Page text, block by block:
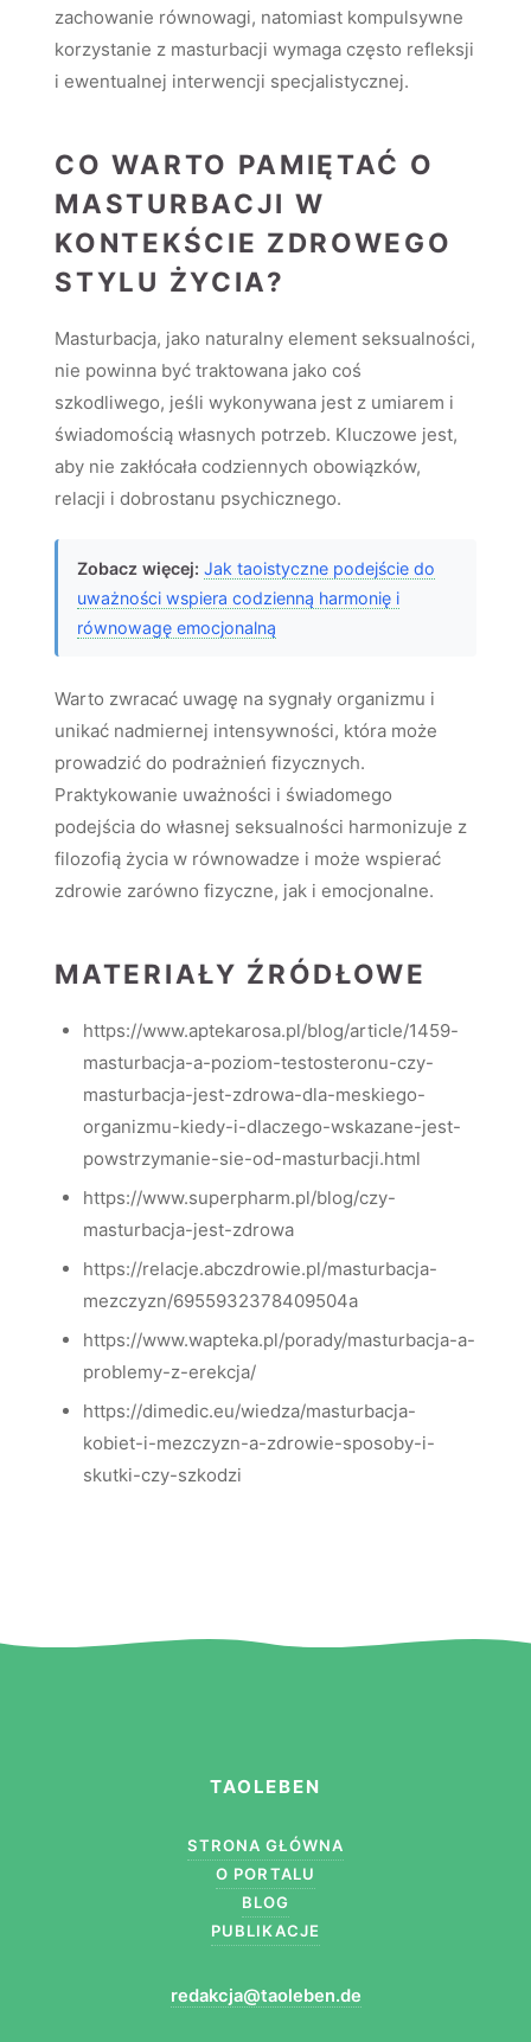
zachowanie równowagi, natomiast kompulsywne
korzystanie z masturbacji wymaga często refleksji
i ewentualnej interwencji specjalistycznej.
CO WARTO PAMIĘTAĆ O
MASTURBACJI W
KONTEKŚCIE ZDROWEGO
STYLU ŻYCIA?
Masturbacja, jako naturalny element seksualności,
nie powinna być traktowana jako coś
szkodliwego, jeśli wykonywana jest z umiarem i
świadomością własnych potrzeb. Kluczowe jest,
aby nie zakłócała codziennych obowiązków,
relacji i dobrostanu psychicznego.
Zobacz więcej: Jak taoistyczne podejście do
uważności wspiera codzienną harmonię i
równowagę emocjonalną
Warto zwracać uwagę na sygnały organizmu i
unikać nadmiernej intensywności, która może
prowadzić do podrażnień fizycznych.
Praktykowanie uważności i świadomego
podejścia do własnej seksualności harmonizuje z
filozofią życia w równowadze i może wspierać
zdrowie zarówno fizyczne, jak i emocjonalne.
MATERIAŁY ŹRÓDŁOWE
https://www.aptekarosa.pl/blog/article/1459-
masturbacja-a-poziom-testosteronu-czy-
masturbacja-jest-zdrowa-dla-meskiego-
organizmu-kiedy-i-dlaczego-wskazane-jest-
powstrzymanie-sie-od-masturbacji.html
https://www.superpharm.pl/blog/czy-
masturbacja-jest-zdrowa
https://relacje.abczdrowie.pl/masturbacja-
mezczyzn/6955932378409504a
https://www.wapteka.pl/porady/masturbacja-a-
problemy-z-erekcja/
https://dimedic.eu/wiedza/masturbacja-
kobiet-i-mezczyzn-a-zdrowie-sposoby-i-
skutki-czy-szkodzi
TAOLEBEN
STRONA GŁÓWNA
O PORTALU
BLOG
PUBLIKACJE
redakcja@taoleben.de